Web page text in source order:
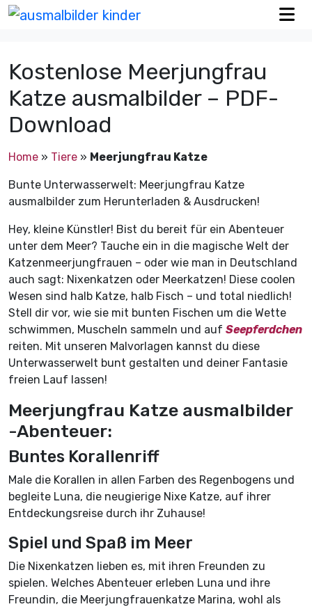
Kostenlose Meerjungfrau
Katze ausmalbilder – PDF-
Download
Home » Tiere » Meerjungfrau Katze
Bunte Unterwasserwelt: Meerjungfrau Katze
ausmalbilder zum Herunterladen & Ausdrucken!
Hey, kleine Künstler! Bist du bereit für ein Abenteuer
unter dem Meer? Tauche ein in die magische Welt der
Katzenmeerjungfrauen – oder wie man in Deutschland
auch sagt: Nixenkatzen oder Meerkatzen! Diese coolen
Wesen sind halb Katze, halb Fisch – und total niedlich!
Stell dir vor, wie sie mit bunten Fischen um die Wette
schwimmen, Muscheln sammeln und auf Seepferdchen
reiten. Mit unseren Malvorlagen kannst du diese
Unterwasserwelt bunt gestalten und deiner Fantasie
freien Lauf lassen!
Meerjungfrau Katze ausmalbilder
-Abenteuer:
Buntes Korallenriff
Male die Korallen in allen Farben des Regenbogens und
begleite Luna, die neugierige Nixe Katze, auf ihrer
Entdeckungsreise durch ihr Zuhause!
Spiel und Spaß im Meer
Die Nixenkatzen lieben es, mit ihren Freunden zu
spielen. Welches Abenteuer erleben Luna und ihre
Freundin, die Meerjungfrauenkatze Marina, wohl als